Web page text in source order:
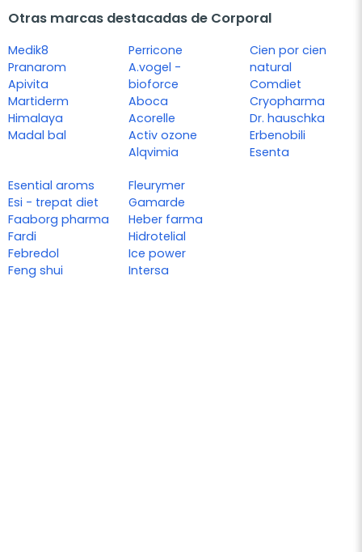
Otras marcas destacadas de Corporal
Medik8
Pranarom
Apivita
Martiderm
Himalaya
Madal bal
Perricone
A.vogel -
bioforce
Aboca
Acorelle
Activ ozone
Alqvimia
Cien por cien
natural
Comdiet
Cryopharma
Dr. hauschka
Erbenobili
Esenta
Esential aroms
Esi - trepat diet
Faaborg pharma
Fardi
Febredol
Feng shui
Fleurymer
Gamarde
Heber farma
Hidrotelial
Ice power
Intersa